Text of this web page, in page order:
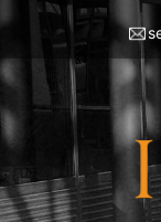
Pasar
contenido
principal
left
ILLA